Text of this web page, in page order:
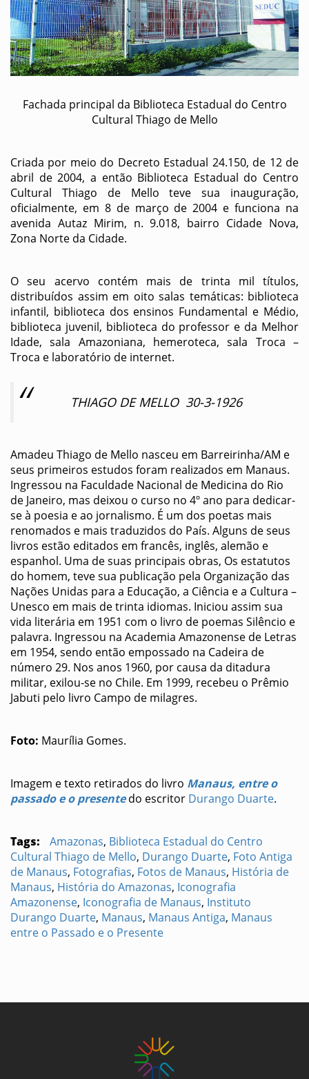
Fachada principal da Biblioteca Estadual do Centro
Cultural Thiago de Mello
Criada por meio do Decreto Estadual 24.150, de 12 de
abril de 2004, a então Biblioteca Estadual do Centro
Cultural Thiago de Mello teve sua inauguração,
oficialmente, em 8 de março de 2004 e funciona na
avenida Autaz Mirim, n. 9.018, bairro Cidade Nova,
Zona Norte da Cidade.
O seu acervo contém mais de trinta mil títulos,
distribuídos assim em oito salas temáticas: biblioteca
infantil, biblioteca dos ensinos Fundamental e Médio,
biblioteca juvenil, biblioteca do professor e da Melhor
Idade, sala Amazoniana, hemeroteca, sala Troca –
Troca e laboratório de internet.
THIAGO DE MELLO 30-3-1926
Amadeu Thiago de Mello nasceu em Barreirinha/AM e
seus primeiros estudos foram realizados em Manaus.
Ingressou na Faculdade Nacional de Medicina do Rio
de Janeiro, mas deixou o curso no 4º ano para dedicar-
se à poesia e ao jornalismo. É um dos poetas mais
renomados e mais traduzidos do País. Alguns de seus
livros estão editados em francês, inglês, alemão e
espanhol. Uma de suas principais obras, Os estatutos
do homem, teve sua publicação pela Organização das
Nações Unidas para a Educação, a Ciência e a Cultura –
Unesco em mais de trinta idiomas. Iniciou assim sua
vida literária em 1951 com o livro de poemas Silêncio e
palavra. Ingressou na Academia Amazonense de Letras
em 1954, sendo então empossado na Cadeira de
número 29. Nos anos 1960, por causa da ditadura
militar, exilou-se no Chile. Em 1999, recebeu o Prêmio
Jabuti pelo livro Campo de milagres.
Foto: Maurília Gomes.
Imagem e texto retirados do livro Manaus, entre o
passado e o presentedo escritor Durango Duarte.
Tags: Amazonas, Biblioteca Estadual do Centro
Cultural Thiago de Mello, Durango Duarte, Foto Antiga
de Manaus, Fotografias, Fotos de Manaus, História de
Manaus, História do Amazonas, Iconografia
Amazonense, Iconografia de Manaus, Instituto
Durango Duarte, Manaus, Manaus Antiga, Manaus
entre o Passado e o Presente